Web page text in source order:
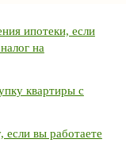
ипотеки, если
на
квартиры с
если вы работаете